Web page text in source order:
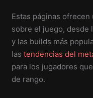
Estas páginas
sobre el juego, desde
y las builds más
lastendencias del
para los jugadores
de rango.